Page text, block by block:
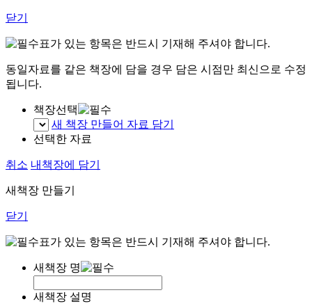
닫기
표가 있는 항목은 반드시 기재해 주셔야 합니다.
동일자료를 같은 책장에 담을 경우 담은 시점만 최신으로 수정
됩니다.
책장선택
새 책장 만들어 자료 담기
선택한 자료
취소 내책장에 담기
새책장 만들기
닫기
표가 있는 항목은 반드시 기재해 주셔야 합니다.
새책장 명
새책장 설명